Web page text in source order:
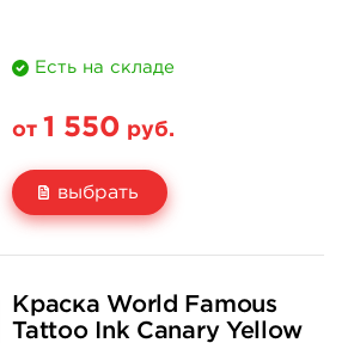
Есть на складе
от 1 550 руб.
выбрать
1 550 руб. 4 400 руб.
Краска World Famous
Tattoo Ink Canary Yellow